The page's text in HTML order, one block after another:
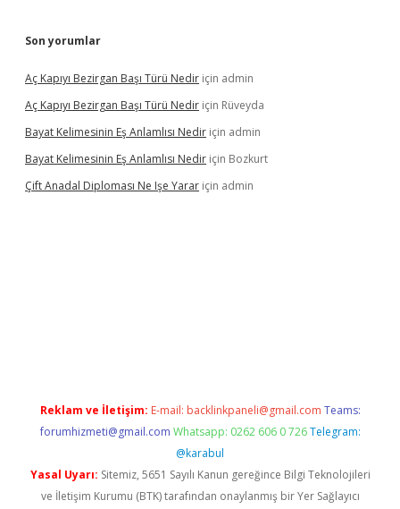
Son yorumlar
Aç Kapıyı Bezirgan Başı Türü Nedir için admin
Aç Kapıyı Bezirgan Başı Türü Nedir için Rüveyda
Bayat Kelimesinin Eş Anlamlısı Nedir için admin
Bayat Kelimesinin Eş Anlamlısı Nedir için Bozkurt
Çift Anadal Diploması Ne Işe Yarar için admin
Reklam ve İletişim: E-mail: backlinkpaneli@gmail.com Teams:
forumhizmeti@gmail.com Whatsapp: 0262 606 0 726 Telegram:
@karabul
Yasal Uyarı: Sitemiz, 5651 Sayılı Kanun gereğince Bilgi Teknolojileri
ve İletişim Kurumu (BTK) tarafından onaylanmış bir Yer Sağlayıcı